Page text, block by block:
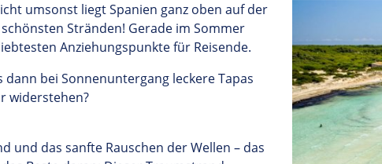
umsonst liegt Spanien ganz oben auf der
Stränden! Gerade im Sommer
Anziehungspunkte für Reisende.
bei Sonnenuntergang leckere Tapas
widerstehen?
und das sanfte Rauschen der Wellen – das